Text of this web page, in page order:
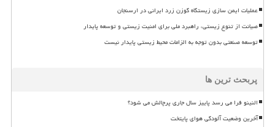
عملیات ایمن سازی زیستگاه گوزن زرد ایرانی در ارسنجان
صیانت از تنوع زیستی، راهبرد ملی برای امنیت زیستی و توسعه پایدار
توسعه صنعتی بدون توجه به الزامات محیط زیستی پایدار نیست
پربحث ترین ها
النینو فرا می رسد پاییز سال جاری پرچالش می شود؟
آخرین وضعیت آلودگی هوای پایتخت